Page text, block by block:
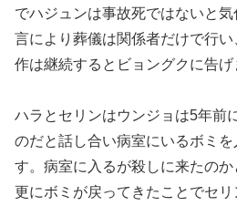
でハジュンは事故死ではないと
言により葬儀は関係者だけで行
作は継続するとビョングクに告げ
ハラとセリンはウンジョは5年前
のだと話し合い病室にいるボミを
す。病室に入るが殺しに来たの
更にボミが戻ってきたことでセ